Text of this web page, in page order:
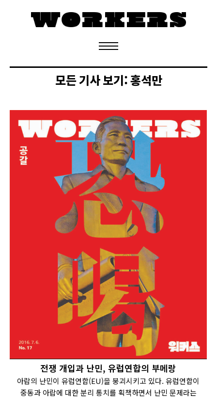
정기구독 신청
모든 기사 보기:홍석만
전쟁 개입과 난민, 유럽연합의 부메랑
아랍의 난민이 유럽연합(EU)을 붕괴시키고 있다. 유럽연합이
중동과 아랍에 대한 분리 통치를 획책하면서 난민 문제라는